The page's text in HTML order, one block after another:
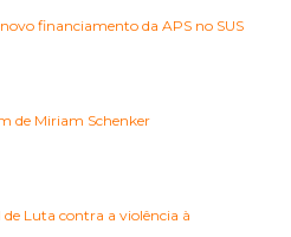
financiamento da APS no SUS
de Miriam Schenker
Luta contra a violência à